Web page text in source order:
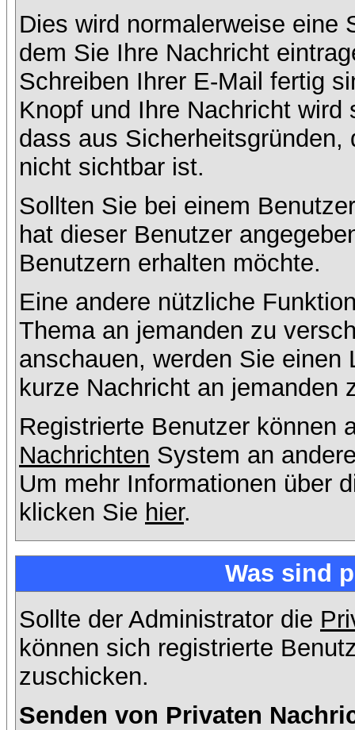
Dies wird normalerweise eine
dem Sie Ihre Nachricht
Schreiben Ihrer E-Mail fertig
Knopf und Ihre Nachricht
dass aus
nicht sichtbar ist.
Sollten Sie bei einem
hat dieser Benutzer
Benutzern erhalten möchte.
Eine andere nützliche
Thema an jemanden zu
anschauen, werden Sie
kurze Nachricht an jemanden
Registrierte Benutzer können
Nachrichten System an
Um mehr Informationen über
klicken Sie hier.
Was sind
Sollte der Administrator die
können sich registrierte
zuschicken.
Senden von Privaten